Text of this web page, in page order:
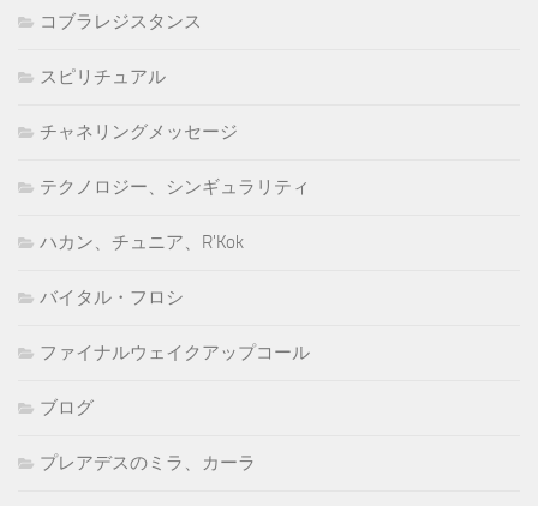
コブラレジスタンス
スピリチュアル
チャネリングメッセージ
テクノロジー、シンギュラリティ
ハカン、チュニア、R'Kok
バイタル・フロシ
ファイナルウェイクアップコール
ブログ
プレアデスのミラ、カーラ